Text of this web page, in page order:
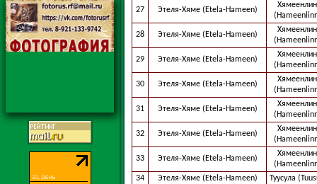
27 Этеля-Хяме (Etela-Hameen)
28 Этеля-Хяме (Etela-Hameen)
29 Этеля-Хяме (Etela-Hameen)
30 Этеля-Хяме (Etela-Hameen)
31 Этеля-Хяме (Etela-Hameen)
32 Этеля-Хяме (Etela-Hameen)
33 Этеля-Хяме (Etela-Hameen)
34
Этеля-Хяме (Etela-Hameen)
Туусула